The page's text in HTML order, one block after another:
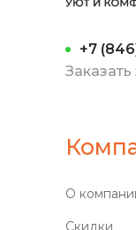
+7
О
Скидки